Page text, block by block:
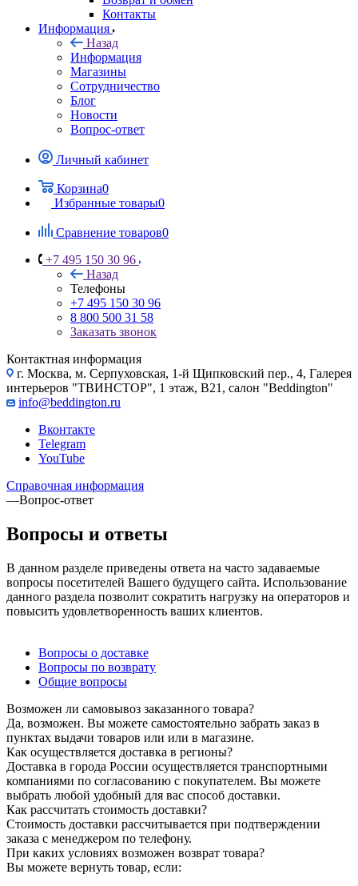
Контакты
Информация
Назад
Информация
Магазины
Сотрудничество
Блог
Новости
Вопрос-ответ
Личный кабинет
Корзина0
Избранные товары0
Сравнение товаров0
+7 495 150 30 96
Назад
Телефоны
+7 495 150 30 96
8 800 500 31 58
Заказать звонок
Контактная информация
г. Москва, м. Серпуховская, 1-й Щипковский пер., 4, Галерея
интерьеров "ТВИНСТОР", 1 этаж, B21, салон "Beddington"
info@beddington.ru
Вконтакте
Telegram
YouTube
Справочная информация
—Вопрос-ответ
Вопросы и ответы
В данном разделе приведены ответа на часто задаваемые
вопросы посетителей Вашего будущего сайта. Использование
данного раздела позволит сократить нагрузку на операторов и
повысить удовлетворенность ваших клиентов.
Вопросы о доставке
Вопросы по возврату
Общие вопросы
Возможен ли самовывоз заказанного товара?
Да, возможен. Вы можете самостоятельно забрать заказ в
пунктах выдачи товаров или или в магазине.
Как осуществляется доставка в регионы?
Доставка в города России осуществляется транспортными
компаниями по согласованию с покупателем. Вы можете
выбрать любой удобный для вас способ доставки.
Как рассчитать стоимость доставки?
Стоимость доставки рассчитывается при подтверждении
заказа с менеджером по телефону.
При каких условиях возможен возврат товара?
Вы можете вернуть товар, если: